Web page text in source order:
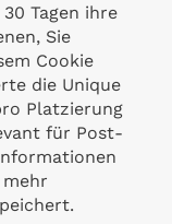
Tagen ihre
Sie
Cookie
die Unique
Platzierung
für Post-